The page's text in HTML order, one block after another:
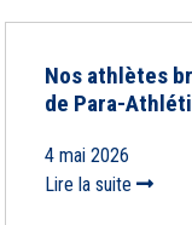
Nos athlètes
de Para-
4 mai 2026
Lire la suite